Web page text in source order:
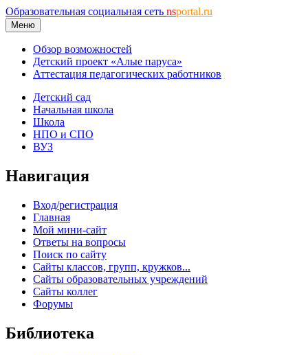
Образовательная социальная сеть nsportal.ru
Меню
Обзор возможностей
Детский проект «Алые паруса»
Аттестация педагогических работников
Детский сад
Начальная школа
Школа
НПО и СПО
ВУЗ
Навигация
Вход/регистрация
Главная
Мой мини-сайт
Ответы на вопросы
Поиск по сайту
Сайты классов, групп, кружков...
Сайты образовательных учреждений
Сайты коллег
Форумы
Библиотека